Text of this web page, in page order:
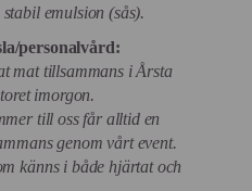
emulsion (sås).
personalvård:
mat tillsammans i Årsta
imorgon.
till oss får alltid en
genom vårt event.
känns i både hjärtat och